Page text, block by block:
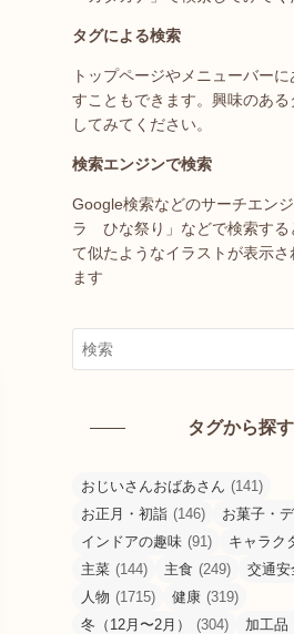
タグによる検索
トップページやメニューバー
すこともできます。興味のある
してみてください。
検索エンジンで検索
Google検索などのサーチエン
ラ ひな祭り」などで検索する
て似たようなイラストが表示さ
ます
タグから探す
おじいさんおばあさん (141)
お正月・初詣 (146) お菓子・
インドアの趣味 (91) キャラク
主菜 (144) 主食 (249) 交通安
人物 (1715) 健康 (319)
冬（12月〜2月）
(304) 加工品